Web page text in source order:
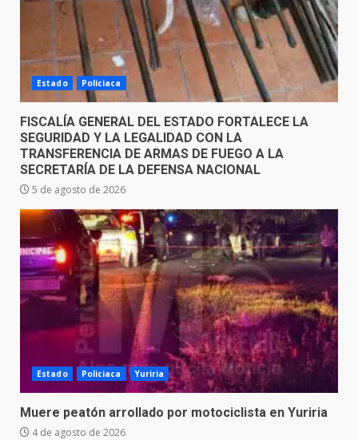
Estado Policiaca
FISCALÍA GENERAL DEL ESTADO FORTALECE LA
SEGURIDAD Y LA LEGALIDAD CON LA
TRANSFERENCIA DE ARMAS DE FUEGO A LA
SECRETARÍA DE LA DEFENSA NACIONAL
5 de agosto de 2026
Estado Policiaca Yuriria
Muere peatón arrollado por motociclista en Yuriria
4 de agosto de 2026